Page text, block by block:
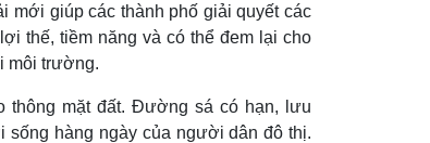
mới giúp các thành phố giải quyết các
thế, tiềm năng và có thể đem lại cho
môi trường.
thông mặt đất. Đường sá có hạn, lưu
sống hàng ngày của người dân đô thị.